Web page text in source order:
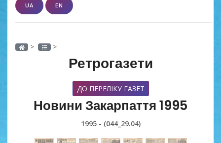
UA EN
> >
Ретрогазети
ДО ПЕРЕЛІКУ ГАЗЕТ
Новини Закарпаття 1995
1995 - (044_29.04)